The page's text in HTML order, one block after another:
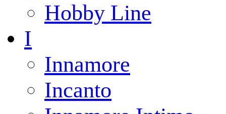
Hobby Line
I
Innamore
Incanto